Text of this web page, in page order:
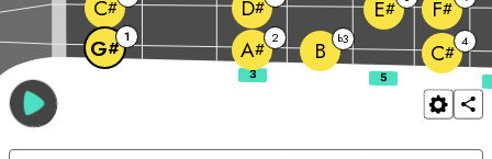
G# 1 A# 2 B b3
C# 4
C# D# E# F#